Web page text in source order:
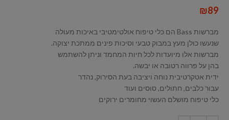
₪89
מברשות Bass הם כלי טיפוח אולטימטיבי באיכות מעולה
שנעשו כולן מעץ במבוק טבעי וסיכות פינים ממתכת יצוקה.
מברשות אלו מיועדות לכל חיות המחמד וניתן להשתמש
בהן על פרווה רטובה או יבשה.
ידית אטקרטיבית נוחה ויציבה בעת הסירוק, נהדר
עבור כלבים, חתולים, סוסים ועוד
כלי טיפוח מושלם העשוי מחומרים ירוקים